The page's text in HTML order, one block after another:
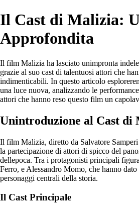
Il Cast di Malizia:
Approfondita
Il film Malizia ha lasciato unimpronta
grazie al suo cast di talentuosi attori che
indimenticabili. In questo articolo
una luce nuova, analizzando le
attori che hanno reso questo film un
Unintroduzione al Cast di
Il film Malizia, diretto da Salvatore
la partecipazione di attori di spicco del
dellepoca. Tra i protagonisti principali
Ferro, e Alessandro Momo, che hanno
personaggi centrali della storia.
Il Cast Principale